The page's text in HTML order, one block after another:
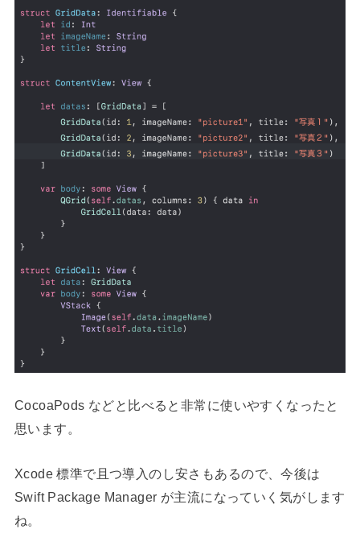
CocoaPods などと比べると非常に使いやすくなったと
思います。
Xcode 標準で且つ導入のし安さもあるので、今後は
Swift Package Manager が主流になっていく気がします
ね。